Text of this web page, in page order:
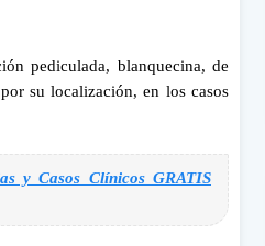
pediculada, blanquecina, de
su localización, en los casos
y Casos Clínicos GRATIS